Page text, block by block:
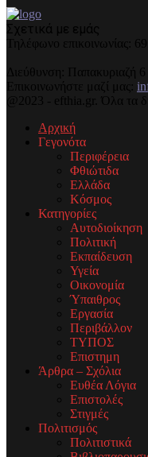
Σχετικά με εμάς
Τηλέφωνo επικοινωνίας:
Διεύθυνση: Παπακυριαζή
Επικοινωνήστε μαζί μας:
@2023 - efthia.gr. Όλα τα
Αρχική
Γεγονότα
Περιφέρεια
Φθιώτιδα
Ελλάδα
Κόσμος
Κατηγορίες
Αυτοδιοίκηση
Πολιτική
Εκπαίδευση
Υγεία
Οικονομία
Ύπαιθρος
Εργασία
Περιβάλλον
ΤΥΠΟΣ
Επιστημη
Άρθρα – Σχόλια
Ευθέα Λόγια
Επιστολές
Στιγμές
Πολιτισμός
Πολιτιστικά